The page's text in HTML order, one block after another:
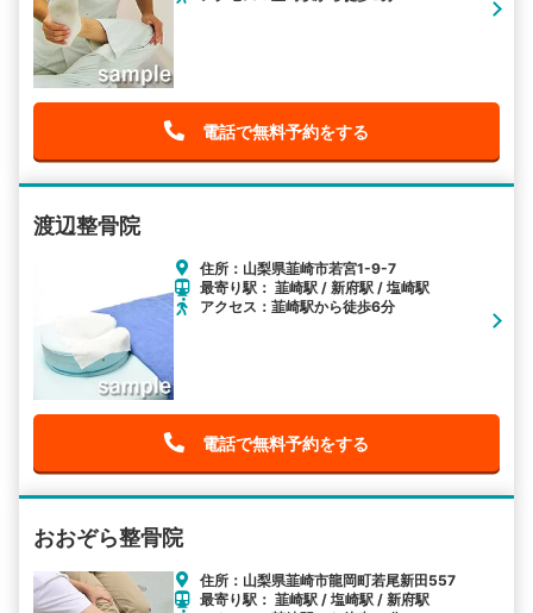
電話で無料予約をする
渡辺整骨院
住所：山梨県韮崎市若宮1-9-7
最寄り駅： 韮崎駅 / 新府駅 / 塩崎駅
アクセス：韮崎駅から徒歩6分
電話で無料予約をする
おおぞら整骨院
住所：山梨県韮崎市龍岡町若尾新田557
最寄り駅： 韮崎駅 / 塩崎駅 / 新府駅